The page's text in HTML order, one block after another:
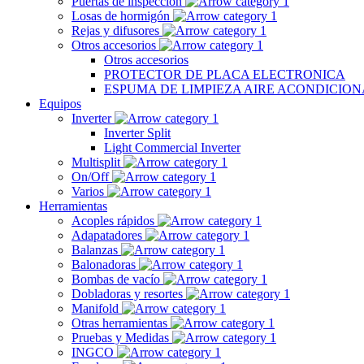
Losas de hormigón
Rejas y difusores
Otros accesorios
Otros accesorios
PROTECTOR DE PLACA ELECTRONICA
ESPUMA DE LIMPIEZA AIRE
Equipos
Inverter
Inverter Split
Light Commercial Inverter
Multisplit
On/Off
Varios
Herramientas
Acoples rápidos
Adapatadores
Balanzas
Balonadoras
Bombas de vacío
Dobladoras y resortes
Manifold
Otras herramientas
Pruebas y Medidas
INGCO